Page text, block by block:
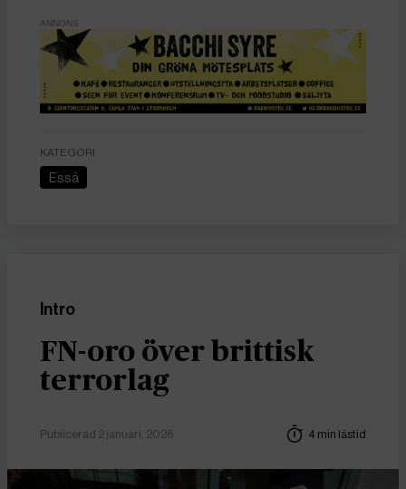
ANNONS
KATEGORI
Essä
Intro
FN-oro över brittisk
terrorlag
Publicerad 2 januari, 2026 4 min lästid